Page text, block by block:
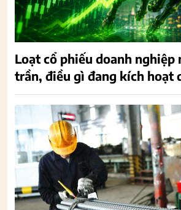
Loạt cổ phiếu doanh nghiệp
trần, điều gì đang kích hoạt